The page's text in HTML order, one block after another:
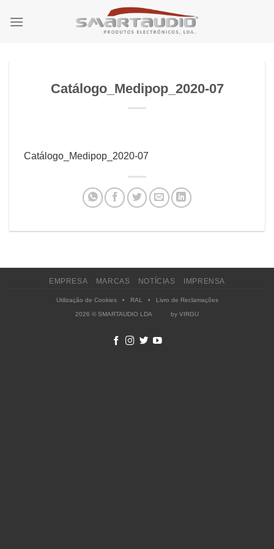
Catálogo_Medipop_2020-07
Catálogo_Medipop_2020-07
EMPRESA MARCAS NOTÍCIAS IMPRENSA
Utilização de Cookies• RAL • Livro de Reclamações
2026 © SMARTAUDIO LDA by VIRGU